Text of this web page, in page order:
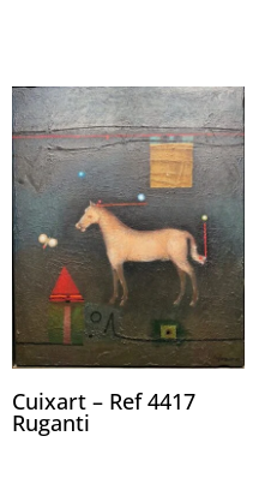
Cuixart – Ref 4417
Ruganti